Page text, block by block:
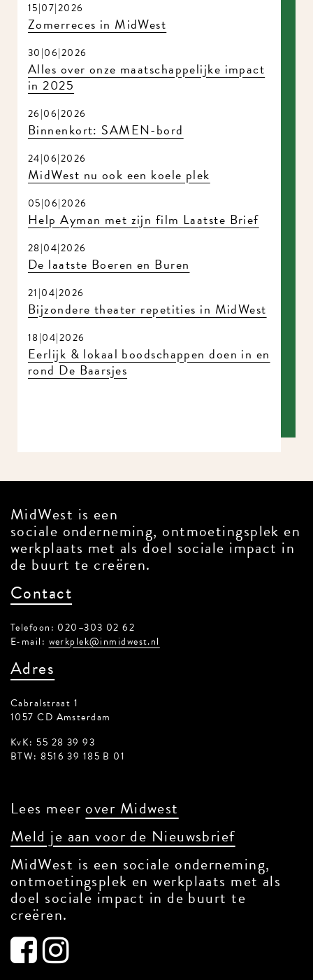
15|07|2026
Zomerreces in MidWest
30|06|2026
Alles over onze maatschappelijke impact
in 2025
26|06|2026
Binnenkort: SAMEN-bord
24|06|2026
MidWest nu ook een koele plek
05|06|2026
Help Ayman met zijn film Laatste Brief
28|04|2026
De laatste Boeren en Buren
21|04|2026
Bijzondere theater repetities in MidWest
18|04|2026
Eerlijk & lokaal boodschappen doen in en
rond De Baarsjes
MidWest is een
sociale onderneming, ontmoetingsplek en
werkplaats met als doel sociale impact in
de buurt te creëren.
Contact
Telefoon: 020–303 02 62
E-mail: werkplek@inmidwest.nl
Adres
Cabralstraat 1
1057 CD Amsterdam
KvK: 55 28 39 93
BTW: 8516 39 185 B 01
Lees meer over Midwest
Meld je aan voor de Nieuwsbrief
MidWest is een sociale onderneming,
ontmoetingsplek en werkplaats met als
doel sociale impact in de buurt te
creëren.